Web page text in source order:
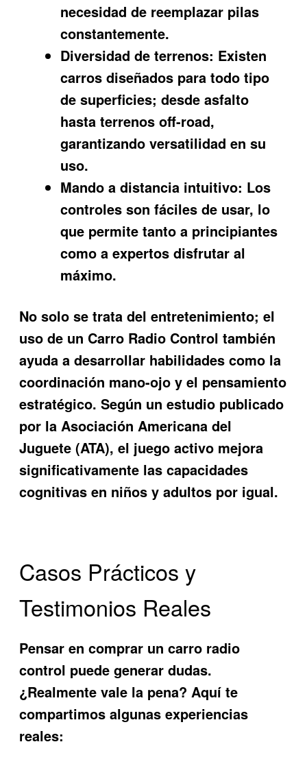
necesidad de reemplazar pilas
constantemente.
Diversidad de terrenos: Existen
carros diseñados para todo tipo
de superficies; desde asfalto
hasta terrenos off-road,
garantizando versatilidad en su
uso.
Mando a distancia intuitivo: Los
controles son fáciles de usar, lo
que permite tanto a principiantes
como a expertos disfrutar al
máximo.
No solo se trata del entretenimiento; el
uso de un Carro Radio Control también
ayuda a desarrollar habilidades como la
coordinación mano-ojo y el pensamiento
estratégico. Según un estudio publicado
por la Asociación Americana del
Juguete (ATA), el juego activo mejora
significativamente las capacidades
cognitivas en niños y adultos por igual.
Casos Prácticos y
Testimonios Reales
Pensar en comprar un carro radio
control puede generar dudas.
¿Realmente vale la pena? Aquí te
compartimos algunas experiencias
reales: